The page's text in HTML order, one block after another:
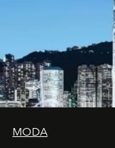
MODA